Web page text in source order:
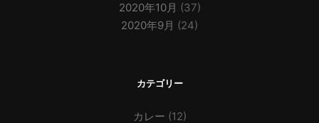
2020年10月 (37)
2020年9月 (24)
カテゴリー
カレー (12)